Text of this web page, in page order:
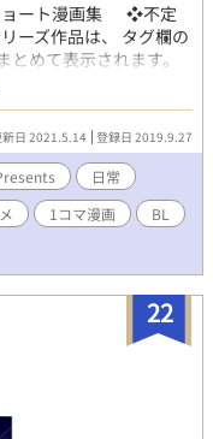
ョート漫画集 ❖不定
ズ作品は、 タグ欄の
とめて表示されます。
組織の半数以上が
D.C】に所属する面々
を描く 異世界＆異能バ
ついての注意事項 ／
・情報等は、作者の
例え作中に実在の人
っても、それらとは一
全ての創作物（イラ
・複製(模写トレス
・壁紙利用など) は、
All My Original
新日 2021.5.14 登録日 2019.9.27
日常
1コマ漫画
BL
22